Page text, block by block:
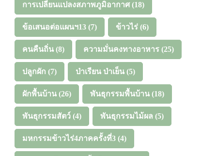
การเปลี่ยนแปลงสภาพภูมิอากาศ(18)
ข้อเสนอต่อแผนฯ13 (7) ข้าวไร่ (6)
คนคืนถิ่น (8) ความมั่นคงทางอาหาร (25)
ปลูกผัก (7) ป่าเรียน ป่าเย็น (5)
ผักพื้นบ้าน (26) พันธุกรรมพื้นบ้าน (18)
พันธุกรรมสัตว์ (4) พันธุกรรมไม้ผล (5)
มหกรรมข้าวไร่4ภาคครั้งที่3 (4)